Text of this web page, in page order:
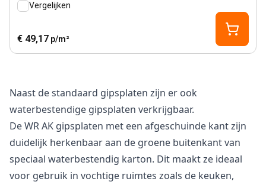
Vergelijken
€ 49,17 p/m²
Naast de standaard gipsplaten zijn er ook
waterbestendige gipsplaten verkrijgbaar.
De WR AK gipsplaten met een afgeschuinde kant zijn
duidelijk herkenbaar aan de groene buitenkant van
speciaal waterbestendig karton. Dit maakt ze ideaal
voor gebruik in vochtige ruimtes zoals de keuken,